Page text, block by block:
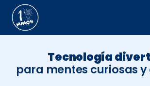
Tecnología
para mentes curiosas